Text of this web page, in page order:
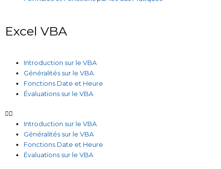
Excel VBA
Introduction sur le VBA
Généralités sur le VBA
Fonctions Date et Heure
Évaluations sur le VBA
Introduction sur le VBA
Généralités sur le VBA
Fonctions Date et Heure
Évaluations sur le VBA